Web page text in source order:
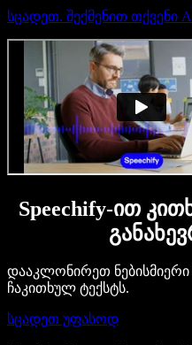
სცადეთ. შექმენით თქვენი
Speechify-ით
დააკლონირეთ ნებისმიერი
ჩაკითხულ ტექსტს.
სცადეთ უფასოდ